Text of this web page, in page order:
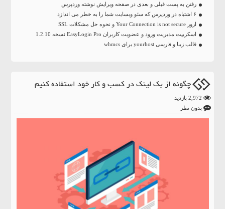
رفتن به پست قبلی و بعدی در صفحه ویرایش نوشته وردپرس
۶ اشتباه در وردپرس که سئو وبسایت شما را به خطر می اندازد
ارور Your Connection is not secure و نحوه حل مشکلات SSL
اسکریپت مدیریت ورود و عضویت کاربران EasyLogin Pro نسخه 1.2.10
قالب زیبا و فارسی yourhost برای whmcs
چگونه از بک لینک در کسب و کار خود استفاده کنیم
بدون نظر